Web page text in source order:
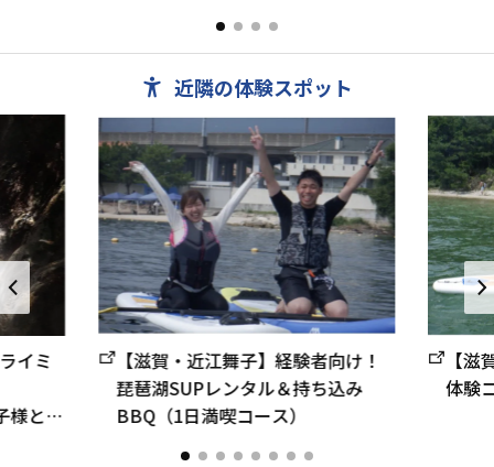
近隣の体験スポット
イミ
様と一
【滋賀・近江舞子】経験者向け！
琵琶湖SUPレンタル＆持ち込み
BBQ（1日満喫コース）
【
体験